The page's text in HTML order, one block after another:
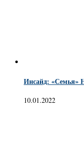
Инсайд: «Семья»
10.01.2022